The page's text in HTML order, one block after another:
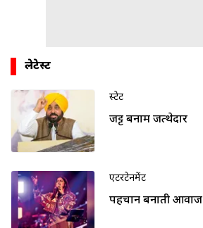
लेटेस्ट
स्टेट
जट्ट बनाम जत्थेदार
एंटरटेनमेंट
पहचान बनाती आवाज